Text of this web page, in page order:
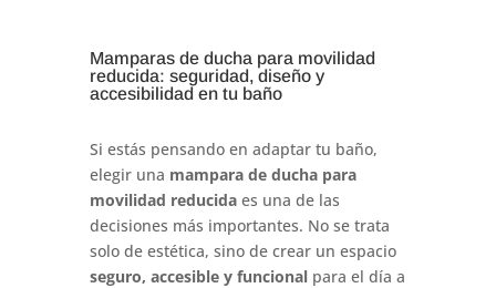
Mamparas de ducha para movilidad
reducida: seguridad, diseño y
accesibilidad en tu baño
Si estás pensando en adaptar tu baño,
elegir una mampara de ducha para
movilidad reducidaes una de las
decisiones más importantes. No se trata
solo de estética, sino de crear un espacio
seguro, accesible y funcionalpara el día a